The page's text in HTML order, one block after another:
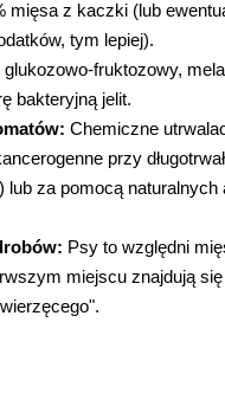
z kaczki (lub
tym lepiej).
fruktozowy,
bakteryjną jelit.
Chemiczne
przy
za pomocą
Psy to względni
miejscu znajdują